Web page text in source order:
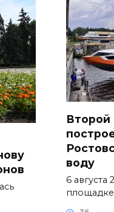
Второй
воду
6